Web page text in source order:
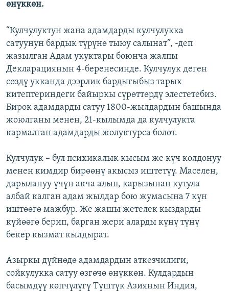
өнүккөн.
“Кулчулуктун жана адамдарды кулчулукка
сатуунун бардык түрүнө тыюу салынат”, -деп
жазылган Адам укуктары боюнча жалпы
Декларациянын 4-беренесинде. Кулчулук деген
сөздү укканда дээрлик бардыгыбыз тарых
китептериндеги байыркы сүрөттөрдү элестетебиз.
Бирок адамдарды сатуу 1800-жылдардын башында
жоюлганы менен, 21-кылымда да кулчулукта
кармалган адамдарды жолуктурса болот.
Кулчулук – бул психикалык кысым же күч колдонуу
менен кимдир бирөөнү акысыз иштетүү. Маселен,
дарылануу үчүн акча алып, карызынан кутула
албай калган адам жылдар бою жумасына 7 күн
иштөөгө мажбур. Же жашы жетелек кыздарды
күйөөгө берип, барган жери аларды күнү түнү
бекер кызмат кылдырат.
Азыркы дүйнөдө адамдардын аткезчилиги,
сойкулукка сатуу өзгөчө өнүккөн. Кулдардын
басымдүү көпчүлүгү Түштүк Азиянын Индия,